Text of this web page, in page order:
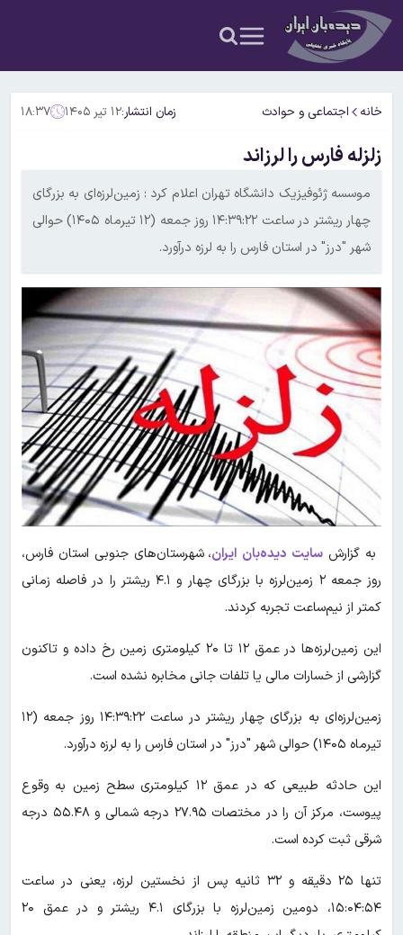
خانه اجتماعی و حوادث زمان انتشار:۱۲ تیر ۱۴۰۵ ۱۸:۳۷
زلزله فارس را لرزاند
موسسه ژئوفیزیک دانشگاه تهران اعلام کرد : زمین‌لرزه‌ای به بزرگای
چهار ریشتر در ساعت ۱۴:۳۹:۲۲ روز جمعه (۱۲ تیرماه ۱۴۰۵) حوالی
شهر "درز" در استان فارس را به لرزه درآورد.
به گزارشسایت دیده‌بان ایران، شهرستان‌های جنوبی استان فارس،
روز جمعه ۲ زمین‌لرزه با بزرگای چهار و ۴.۱ ریشتر را در فاصله زمانی
کمتر از نیم‌ساعت تجربه کردند.
این زمین‌لرزه‌ها در عمق ۱۲ تا ۲۰ کیلومتری زمین رخ داده و تاکنون
گزارشی از خسارات مالی یا تلفات جانی مخابره نشده است.
زمین‌لرزه‌ای به بزرگای چهار ریشتر در ساعت ۱۴:۳۹:۲۲ روز جمعه (۱۲
تیرماه ۱۴۰۵) حوالی شهر "درز" در استان فارس را به لرزه درآورد.
این حادثه طبیعی که در عمق ۱۲ کیلومتری سطح زمین به وقوع
پیوست، مرکز آن را در مختصات ۲۷.۹۵ درجه شمالی و ۵۵.۴۸ درجه
شرقی ثبت کرده است.
تنها ۲۵ دقیقه و ۳۲ ثانیه پس از نخستین لرزه، یعنی در ساعت
۱۵:۰۴:۵۴، دومین زمین‌لرزه با بزرگای ۴.۱ ریشتر و در عمق ۲۰